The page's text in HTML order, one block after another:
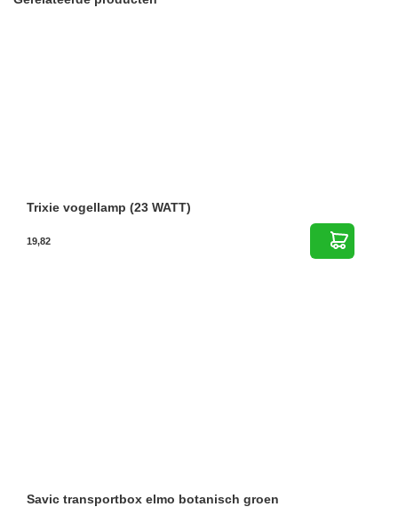
Trixie vogellamp (23 WATT)
19,82
Savic transportbox elmo botanisch groen